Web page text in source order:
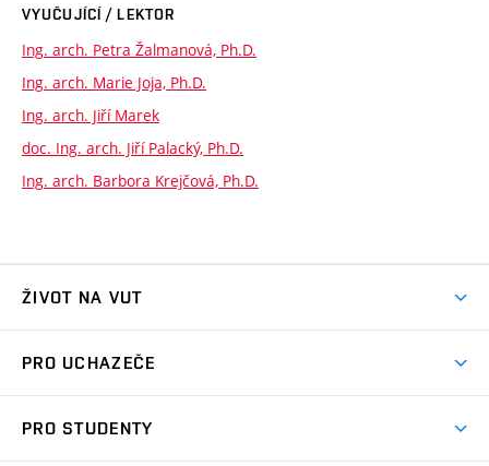
VYUČUJÍCÍ / LEKTOR
Ing. arch. Petra Žalmanová, Ph.D.
Ing. arch. Marie Joja, Ph.D.
Ing. arch. Jiří Marek
doc. Ing. arch. Jiří Palacký, Ph.D.
Ing. arch. Barbora Krejčová, Ph.D.
ŽIVOT NA VUT
Koleje
PRO UCHAZEČE
PRO STUDENTY